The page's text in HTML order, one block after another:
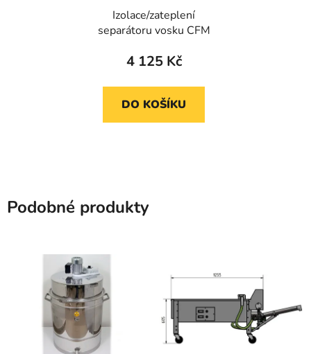
Izolace/zateplení
separátoru vosku CFM
4 125 Kč
DO KOŠÍKU
Podobné produkty